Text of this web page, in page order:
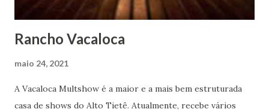
Rancho Vacaloca
maio 24, 2021
A Vacaloca Multshow é a maior e a mais bem estruturada
casa de shows do Alto Tietê. Atualmente, recebe vários